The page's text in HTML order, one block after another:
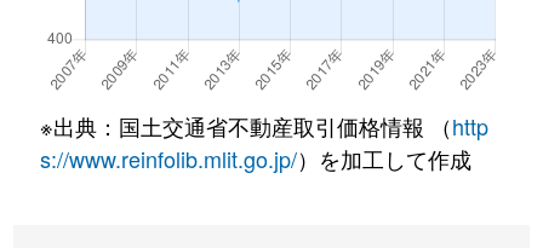
※出典：国土交通省不動産取引価格情報 （http
s://www.reinfolib.mlit.go.jp/）を加工して作成